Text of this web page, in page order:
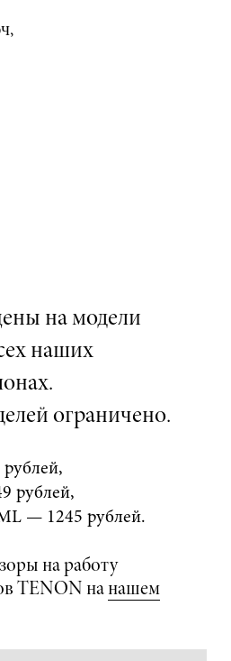
на модели
наших
ограничено.
рублей,
— 1245 рублей.
на работу
TENON на нашем